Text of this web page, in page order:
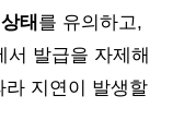
태 를 유의하고,
서 발급을 자제해
라 지연이 발생할